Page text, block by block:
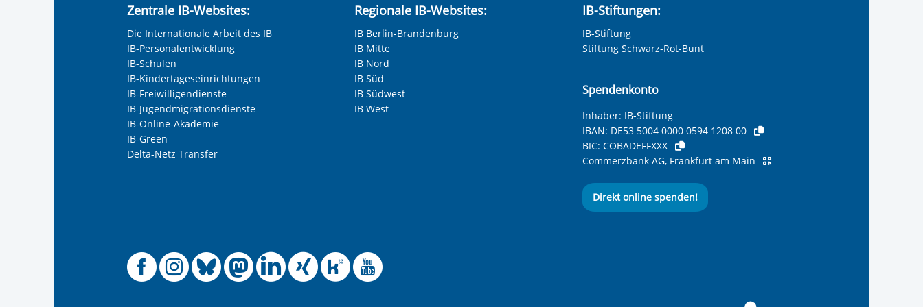
Keine Angabe
Frau
Herr
Neutrale Anrede
Unternehmen
Nachname, Vorname
Ihre E-Mail-Adresse*
Zentrale IB-Websites:
Die Internationale Arbeit des IB
IB-Personalentwicklung
IB-Schulen
IB-Kindertageseinrichtungen
IB-Freiwilligendienste
IB-Jugendmigrationsdienste
IB-Online-Akademie
IB-Green
Delta-Netz Transfer
Regionale IB-Websites:
IB Berlin-Brandenburg
IB Mitte
IB Nord
IB Süd
IB Südwest
IB West
IB-Stiftungen:
IB-Stiftung
Stiftung Schwarz-Rot-Bunt
Spendenkonto
Inhaber: IB-Stiftung
IBAN: DE53 5004 0000 0594 1208 00
BIC: COBADEFFXXX
Commerzbank AG, Frankfurt am Main
Direkt online spenden!
Offizielle Facebook-Seite des Internationalen Bund
Offizielle Instagram-Seite des Internationalen Bund
Offizielle BlueSky-Seite des Internationalen Bund
Offizielle Mastodon-Seite des Internationalen
Offizielle LinkedIn-Seite des Internationalen
Offizielle Xing-Seite des Internationalen
Offizielle Kununu-Seite des